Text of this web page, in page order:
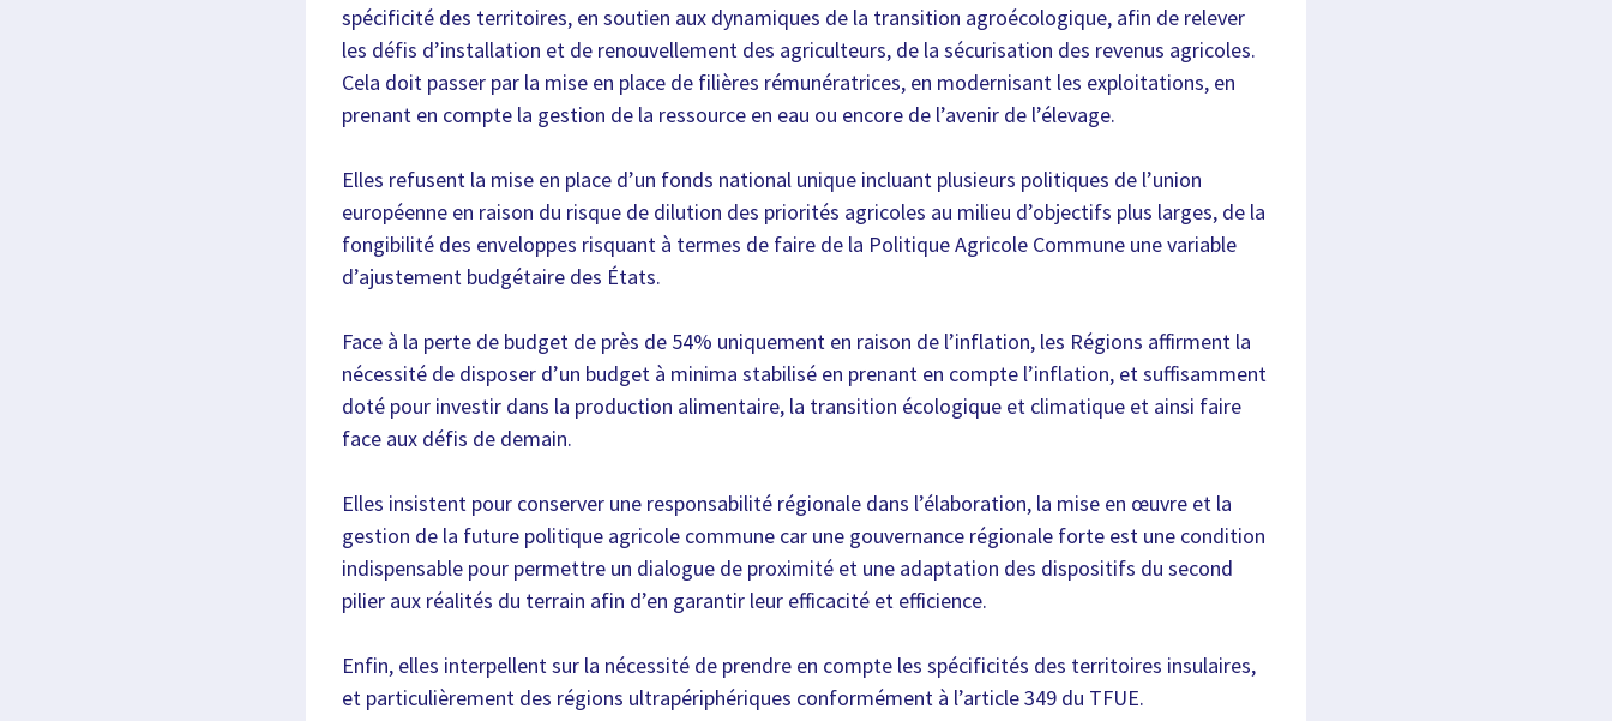
spécificité des territoires, en soutien aux dynamiques de la transition agroécologique, afin de relever
les défis d’installation et de renouvellement des agriculteurs, de la sécurisation des revenus agricoles.
Cela doit passer par la mise en place de filières rémunératrices, en modernisant les exploitations, en
prenant en compte la gestion de la ressource en eau ou encore de l’avenir de l’élevage.
Elles refusent la mise en place d’un fonds national unique incluant plusieurs politiques de l’union
européenne en raison du risque de dilution des priorités agricoles au milieu d’objectifs plus larges, de la
fongibilité des enveloppes risquant à termes de faire de la Politique Agricole Commune une variable
d’ajustement budgétaire des États.
Face à la perte de budget de près de 54% uniquement en raison de l’inflation, les Régions affirment la
nécessité de disposer d’un budget à minima stabilisé en prenant en compte l’inflation, et suffisamment
doté pour investir dans la production alimentaire, la transition écologique et climatique et ainsi faire
face aux défis de demain.
Elles insistent pour conserver une responsabilité régionale dans l’élaboration, la mise en œuvre et la
gestion de la future politique agricole commune car une gouvernance régionale forte est une condition
indispensable pour permettre un dialogue de proximité et une adaptation des dispositifs du second
pilier aux réalités du terrain afin d’en garantir leur efficacité et efficience.
Enfin, elles interpellent sur la nécessité de prendre en compte les spécificités des territoires insulaires,
et particulièrement des régions ultrapériphériques conformément à l’article 349 du TFUE.